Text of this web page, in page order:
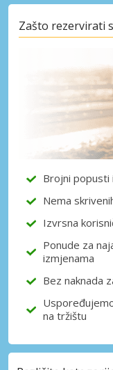
Zašto rezervirati
Brojni popusti
Nema
Izvrsna
Ponude za
izmjenama
Bez naknada
na tržištu